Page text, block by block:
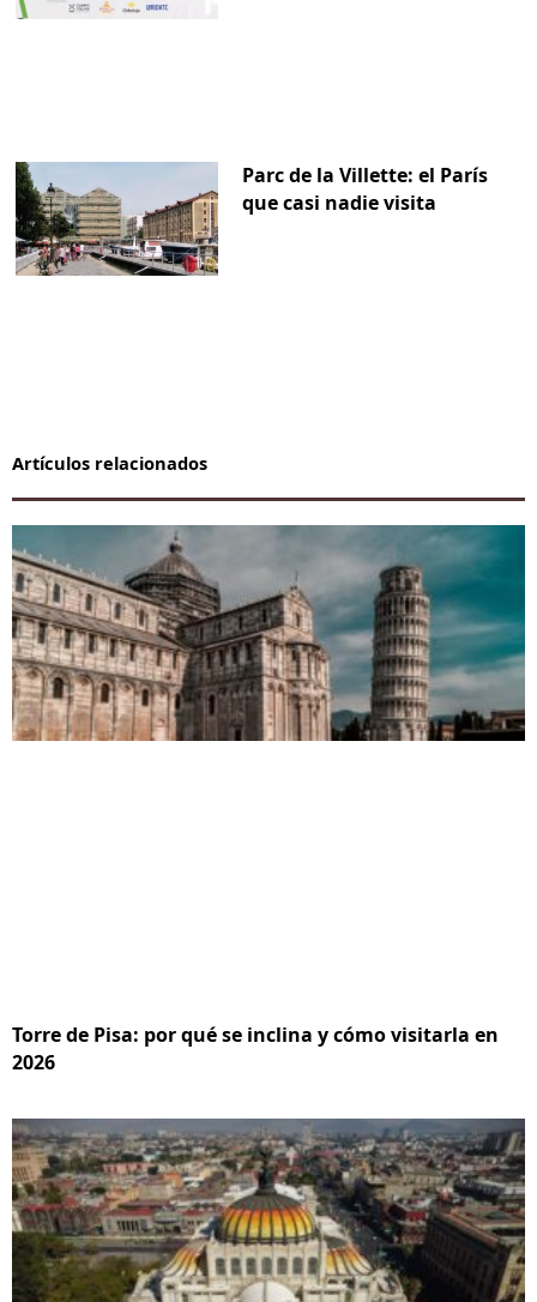
Parc de la Villette: el París
que casi nadie visita
Artículos relacionados
Torre de Pisa: por qué se inclina y cómo visitarla en
2026